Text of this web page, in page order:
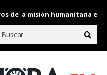
la misión humanitaria enviada